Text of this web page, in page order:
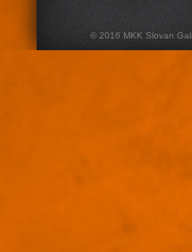
© 2016 MKK Slovan